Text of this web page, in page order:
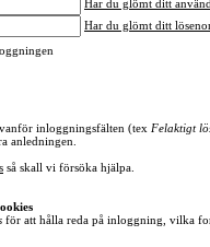
Har du glömt ditt
Har du glömt ditt
inloggningsfälten (tex Felaktigt
anledningen.
så skall vi försöka hjälpa.
för att hålla reda på inloggning, vilka